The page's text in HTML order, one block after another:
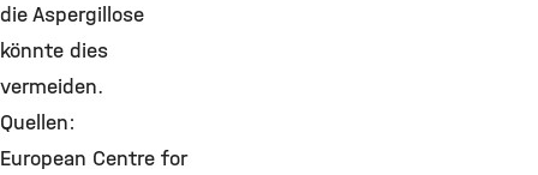
die Aspergillose
könnte dies
vermeiden.
Quellen:
European Centre for